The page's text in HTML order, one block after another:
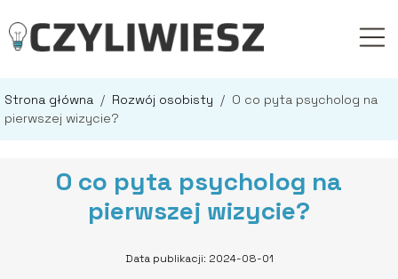
Strona główna / Rozwój osobisty / O co pyta psycholog na
pierwszej wizycie?
O co pyta psycholog na
pierwszej wizycie?
Data publikacji: 2024-08-01